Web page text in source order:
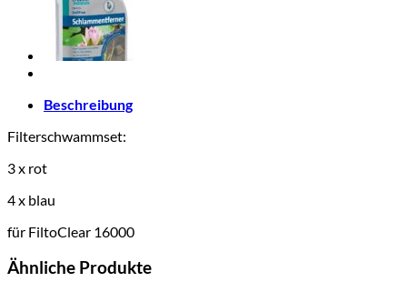
Beschreibung
Filterschwammset:
3 x rot
4 x blau
für FiltoClear 16000
Ähnliche Produkte